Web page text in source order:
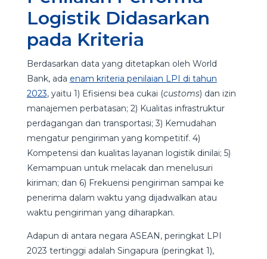
Logistik Didasarkan
pada Kriteria
Berdasarkan data yang ditetapkan oleh World
Bank, ada enam kriteria penilaian LPI di tahun
2023, yaitu 1) Efisiensi bea cukai (customs) dan izin
manajemen perbatasan; 2) Kualitas infrastruktur
perdagangan dan transportasi; 3) Kemudahan
mengatur pengiriman yang kompetitif. 4)
Kompetensi dan kualitas layanan logistik dinilai; 5)
Kemampuan untuk melacak dan menelusuri
kiriman; dan 6) Frekuensi pengiriman sampai ke
penerima dalam waktu yang dijadwalkan atau
waktu pengiriman yang diharapkan.
Adapun di antara negara ASEAN, peringkat LPI
2023 tertinggi adalah Singapura (peringkat 1),